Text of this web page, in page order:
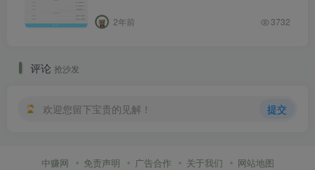
2年前 3732
评论 抢沙发
欢迎您留下宝贵的见解！ 提交
中赚网 免责声明 广告合作 关于我们 网站地图